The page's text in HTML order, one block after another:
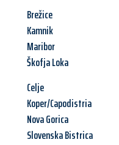
Brežice
Kamnik
Maribor
Škofja Loka
Celje
Koper/Capodistria
Nova Gorica
Slovenska Bistrica